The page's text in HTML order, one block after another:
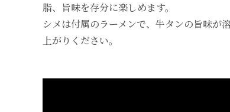
脂、旨味を存分に楽しめます。
シメは付属のラーメンで、牛タンの旨味が
上がりください。